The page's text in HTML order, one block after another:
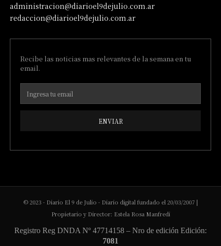
administracion@diarioel9dejulio.com.ar
redaccion@diarioel9dejulio.com.ar
Recibe las noticias mas relevantes de la semana en tu
email.
ENVIAR
© 2023 - Diario El 9 de Julio - Diario digital fundado el 20/03/2007 |
Propietario y Director: Estela Rosa Manfredi
Registro Reg DNDA Nº 47714158 – Nro de edición Edición:
7081